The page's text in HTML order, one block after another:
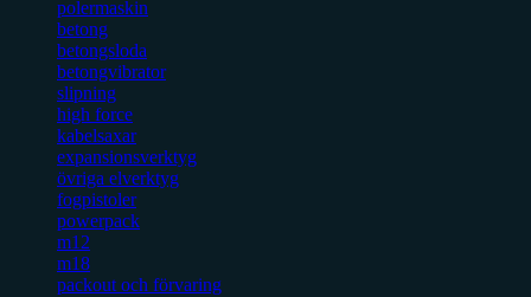
polermaskin
betong
betongsloda
betongvibrator
slipning
high force
kabelsaxar
expansionsverktyg
övriga elverktyg
fogpistoler
powerpack
m12
m18
packout och förvaring